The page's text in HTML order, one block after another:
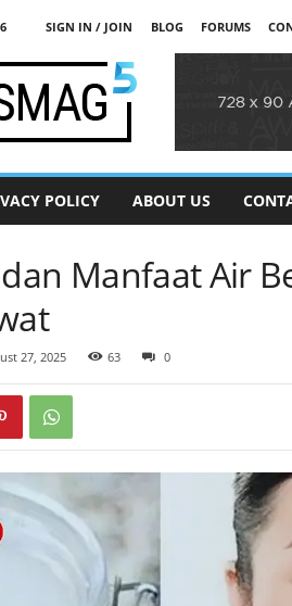
SIGN IN / JOIN BLOG FORUMS
POLICY ABOUT US
Manfaat Air
27, 2025 63 0